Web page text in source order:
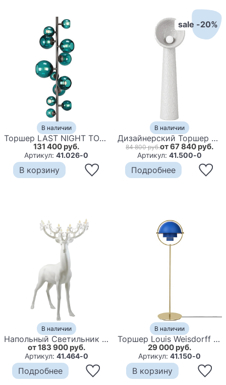
В наличии
Торшер LAST NIGHT TOTEM floor lamp
131 400 руб.
Артикул:41.026-0
В корзину
sale -20%
В наличии
Дизайнерский Торшер SONIAH MEDIUM FLOOR LAMP by FAINA
84 800 руб.от 67 840 руб.
Артикул:41.500-0
Подробнее
В наличии
Напольный Cветильник Олень Qeeboo SHERWOOD
от 183 900 руб.
Артикул: 41.464-0
Подробнее
В наличии
Торшер Louis Weisdorff Multi-lite floor lamp blue
29 000 руб.
Артикул:41.150-0
В корзину